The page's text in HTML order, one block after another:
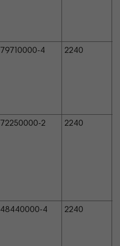
79710000-4 2240
72250000-2 2240
48440000-4 2240